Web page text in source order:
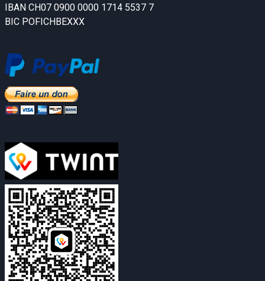
IBAN CH07 0900 0000 1714 5537 7
BIC POFICHBEXXX